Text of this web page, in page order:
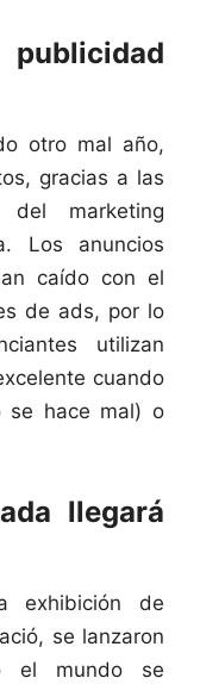
otro mal año,
gracias a las
del marketing
Los anuncios
caído con el
de ads, por lo
utilizan
cuando
se hace mal) o
llegará
de
se lanzaron
el mundo se